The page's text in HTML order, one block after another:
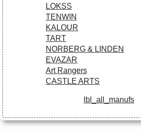
LOKSS
TENWIN
KALOUR
TART
NORBERG & LINDEN
EVAZAR
Art Rangers
CASTLE ARTS
lbl_all_manufs